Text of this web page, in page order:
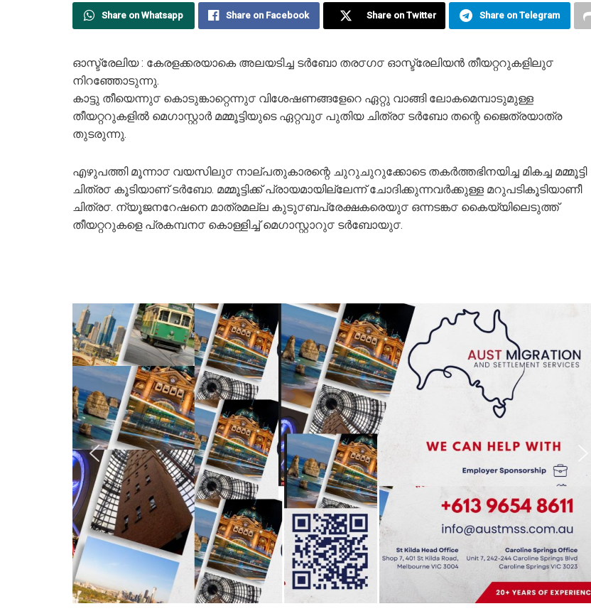
Share on Whatsapp Share on Facebook Share on Twitter Share on Telegram
ഓസ്ട്രേലിയ : കേരളക്കരയാകെ അലയടിച്ച ടർബോ തര൦ഗ൦ ഓസ്ട്രേലിയൻ തീയറ്ററുകളിലു൦
നിറഞ്ഞോടുന്നു.
കാട്ടു തീയെന്നു൦ കൊടുങ്കാറ്റെന്നു൦ വിശേഷണങ്ങളേറെ ഏറ്റു വാങ്ങി ലോകമെമ്പാടുമുള്ള
തീയറ്ററുകളിൽ മെഗാസ്റ്റാർ മമ്മൂട്ടിയുടെ ഏറ്റവു൦ പുതിയ ചിത്ര൦ ടർബോ തന്റെ ജൈത്രയാത്ര
തുടരുന്നു.
എഴുപത്തി മൂന്നാ൦ വയസിലു൦ നാല്പതുകാരന്റെ ചുറുചുറുക്കോടെ തകർത്തഭിനയിച്ച മികച്ച മമ്മൂട്ടി
ചിത്ര൦ കൂടിയാണ് ടർബോ. മമ്മൂട്ടിക്ക് പ്രായമായില്ലേന്ന് ചോദിക്കുന്നവർക്കുള്ള മറുപടികൂടിയാണീ
ചിത്ര൦. ന്യൂജനറേഷനെ മാത്രമല്ല കുടു൦ബപ്രേക്ഷകരെയു൦ ഒന്നടങ്ക൦ കൈയ്യിലെടുത്ത്
തീയറ്ററുകളെ പ്രകമ്പന൦ കൊള്ളിച്ച് മെഗാസ്റ്റാറു൦ ടർബോയു൦.